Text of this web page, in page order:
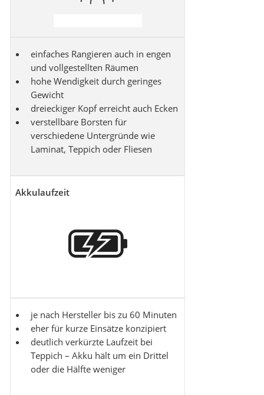
einfaches Rangieren auch in engen
und vollgestellten Räumen
hohe Wendigkeit durch geringes
Gewicht
dreieckiger Kopf erreicht auch Ecken
verstellbare Borsten für
verschiedene Untergründe wie
Laminat, Teppich oder Fliesen
Akkulaufzeit
je nach Hersteller bis zu 60 Minuten
eher für kurze Einsätze konzipiert
deutlich verkürzte Laufzeit bei
Teppich – Akku hält um ein Drittel
oder die Hälfte weniger